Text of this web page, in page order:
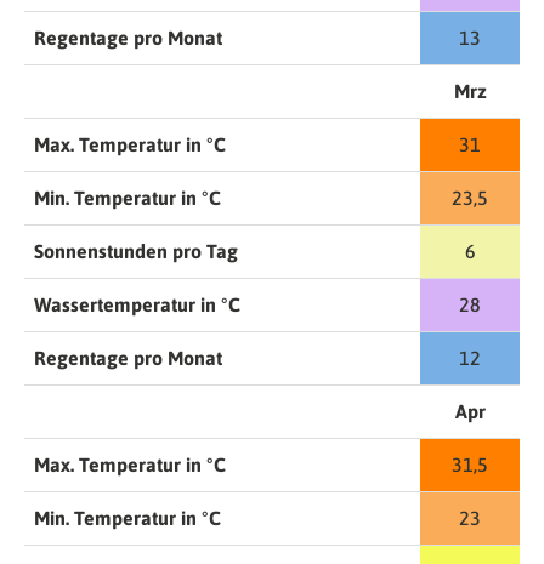
Regentage pro Monat 13
Mrz
Max. Temperatur in °C 31
Min. Temperatur in °C 23,5
Sonnenstunden pro Tag 6
Wassertemperatur in °C 28
Regentage pro Monat 12
Apr
Max. Temperatur in °C 31,5
Min. Temperatur in °C 23